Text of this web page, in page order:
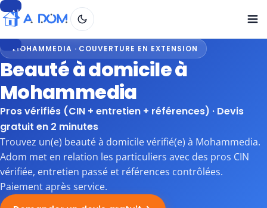
Aller
au
contenu
Aller
au
contenu
MOHAMMEDIA · COUVERTURE EN EXTENSION
Beauté à domicile à
Mohammedia
Pros vérifiés (CIN + entretien + références) · Devis
gratuit en 2 minutes
Trouvez un(e) beauté à domicile vérifié(e) à Mohammedia.
Adom met en relation les particuliers avec des pros CIN
vérifiée, entretien passé et références contrôlées.
Paiement après service.